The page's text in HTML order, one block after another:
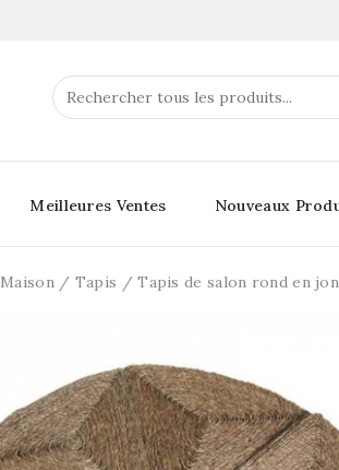
Meilleures Ventes Nouveaux
Maison Tapis Tapis de salon rond en